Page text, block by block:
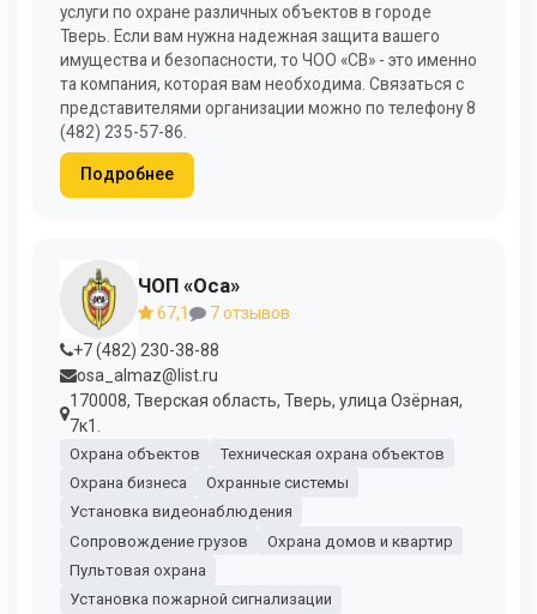
услуги по охране различных объектов в городе
Тверь. Если вам нужна надежная защита вашего
имущества и безопасности, то ЧОО «СВ» - это именно
та компания, которая вам необходима. Связаться с
представителями организации можно по телефону 8
(482) 235-57-86.
Подробнее
ЧОП «Оса»
67,1
7 отзывов
+7 (482) 230-38-88
osa_almaz@list.ru
170008, Тверская область, Тверь, улица Озёрная,
7к1.
Охрана объектов
Техническая охрана объектов
Охрана бизнеса
Охранные системы
Установка видеонаблюдения
Сопровождение грузов
Охрана домов и квартир
Пультовая охрана
Установка пожарной сигнализации